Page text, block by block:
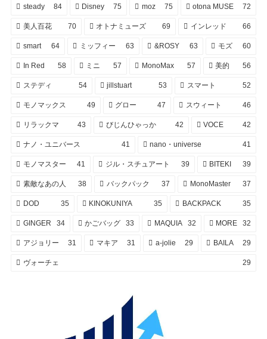
steady 84 Disney 75 moz 75 otona MUSE 72
美人百花 70 オトナミューズ 69 インレッド 66
smart 64 ミッフィー 63 &ROSY 63 モズ 60
In Red 58 ミニ 57 MonoMax 57 美的 56
ステディ 54 jillstuart 53 スマート 52
モノマックス 49 グロー 47 スウィート 46
リラックマ 43 びじんひゃっか 42 VOCE 42
ナノ・ユニバース 41 nano・universe 41
モノマスター 41 ジル・スチュアート 39 BITEKI 39
素敵なあの人 38 バックパック 37 MonoMaster 37
DOD 35 KINOKUNIYA 35 BACKPACK 35
GINGER 34 かごバッグ 33 MAQUIA 32 MORE 32
アジョリー 31 マキア 31 a-jolie 29 BAILA 29
ヴォーチェ 29